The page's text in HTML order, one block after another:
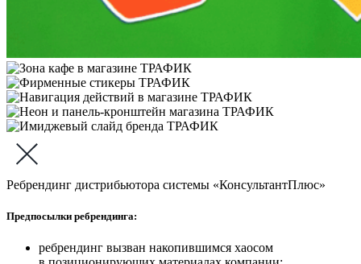
Ребрендинг дистрибьютора системы «КонсультантПлюс»
Предпосылки ребрендинга:
ребрендинг вызван накопившимся хаосом